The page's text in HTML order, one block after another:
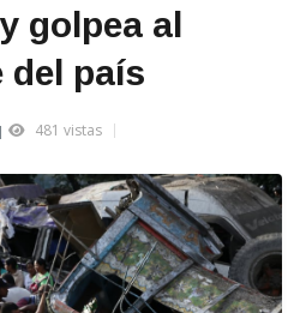
golpea al
del país
| 481 vistas